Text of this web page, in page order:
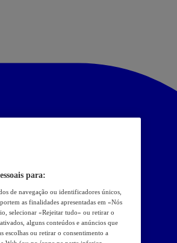
para:
de navegação ou identificadores únicos,
as finalidades apresentadas em «Nós
selecionar «Rejeitar tudo» ou retirar o
alguns conteúdos e anúncios que
escolhas ou retirar o consentimento a